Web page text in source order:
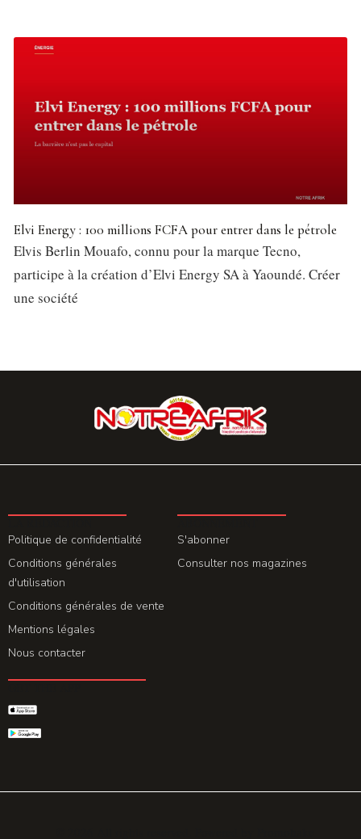
Elvi Energy : 100 millions FCFA pour entrer dans le pétrole
Elvis Berlin Mouafo, connu pour la marque Tecno,
participe à la création d’Elvi Energy SA à Yaoundé. Créer
une société
Politique de confidentialité
Conditions générales
d'utilisation
Conditions générales de vente
Mentions légales
Nous contacter
S'abonner
Consulter nos magazines